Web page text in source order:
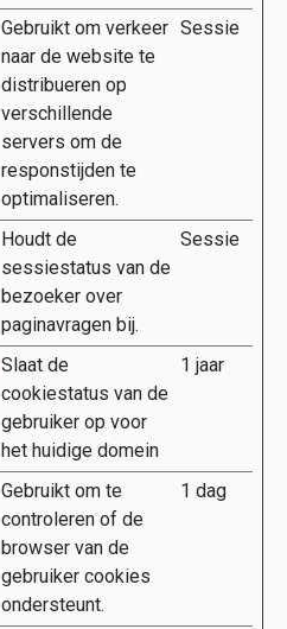
Gebruikt om verkeer
naar de website te
distribueren op
verschillende
servers om de
responstijden te
optimaliseren.
Sessie
Houdt de
sessiestatus van de
bezoeker over
paginavragen bij.
Sessie
Slaat de
cookiestatus van de
gebruiker op voor
het huidige domein
1 jaar
Gebruikt om te
controleren of de
browser van de
gebruiker cookies
ondersteunt.
1 dag